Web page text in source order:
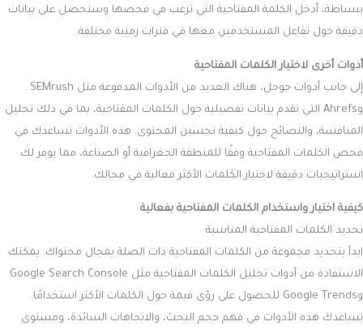
ببساطة، أدخل الكلمة المفتاحية التي ترغب في فحصها وستحصل على بيانات
دقيقة حول تفاعل المستخدمين معها في فترات زمنية مختلفة.
أدوات أخرى لاختيار الكلمات المفتاحية
إلى جانب أدوات جوجل، هناك العديد من الأدوات المدفوعة مثل SEMrush
وAhrefs التي تقدم بيانات تفصيلية حول الكلمات المفتاحية، بما في ذلك تحليل
المنافسة، والنصائح حول كيفية تحسين المحتوى. هذه الأدوات تساعدك في
فحص الكلمات المفتاحية وفقًا للمنطقة الجغرافية أو الصناعة، مما يوفر لك
استراتيجيات دقيقة لاختيار الكلمات الأكثر فعالية في مجالك.
كيفية اختيار واستخدام الكلمات المفتاحية بفعالية
تحديد الكلمات المفتاحية المناسبة
ابدأ بتحديد مجموعة من الكلمات المفتاحية ذات الصلة بمجال محتواك. يمكنك
الاستفادة من أدوات تحليل الكلمات المفتاحية مثل Google Search Console
وGoogle Trends للحصول على رؤى قيمة حول الكلمات الأكثر استخدامًا.
تساعدك هذه الأدوات في فهم حجم البحث، والاتجاهات السائدة، ومستوى